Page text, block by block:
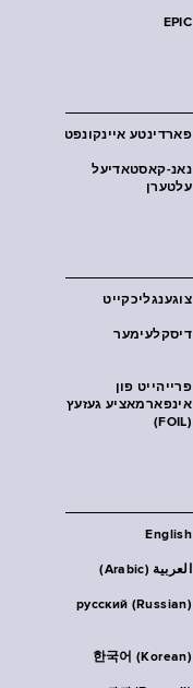
EPIC
פארדינטע איינקונפט
נאנ-קאסטאדיעל
עלטערן
צוגענגליכקייט
דיסקלעימער
פרייהייט פון
אינפארמאציע געזעץ
(FOIL)
English
العربية (Arabic)
русский (Russian)
한국어 (Korean)